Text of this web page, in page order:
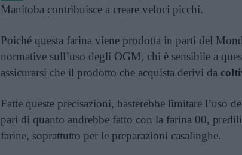
Manitoba contribuisce a creare veloci picchi.
Poiché questa farina viene prodotta in parti del
normative sull’uso degli OGM, chi è sensibile a
assicurarsi che il prodotto che acquista derivi da
Fatte queste precisazioni, basterebbe limitare l’uso
pari di quanto andrebbe fatto con la farina 00,
farine, soprattutto per le preparazioni casalinghe.